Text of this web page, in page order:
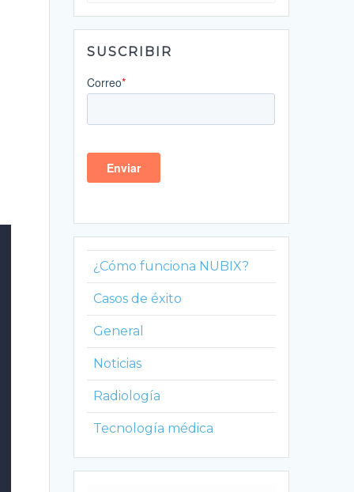
SUSCRIBIR
¿Cómo funciona NUBIX?
Casos de éxito
General
Noticias
Radiología
Tecnología médica